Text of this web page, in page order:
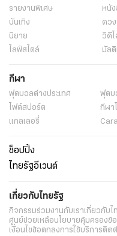
รายงานพิเศษ หนั
บันเทิง
ดวง
นิยาย
วิดีโ
ไลฟ์สไตล์
มัล
กีฬา
ฟุตบอลต่่างประเทศ ฟุตบ
ไฟต์สปอร์ต
กีฬา
แกลเลอรี่
ช็อปปิ้ง
ไทยรัฐอีเวนต์
เกี่ยวกับไทยรัฐ
กิจกรรมร่วมงานกับเราเกี่ยวกับไ
ศูนย์ช่วยเหลือนโยบายคุ้มครองข้
เงื่อนไขข้อตกลงการใช้บริการติด